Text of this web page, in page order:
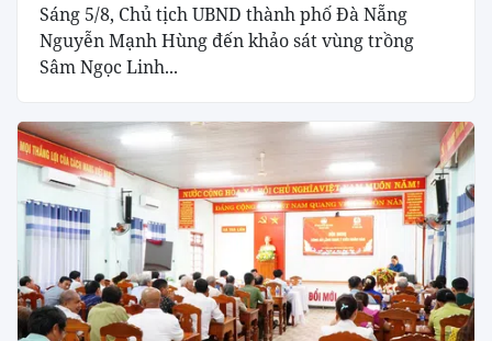
Sáng 5/8, Chủ tịch UBND thành phố Đà Nẵng
Nguyễn Mạnh Hùng đến khảo sát vùng trồng
Sâm Ngọc Linh...